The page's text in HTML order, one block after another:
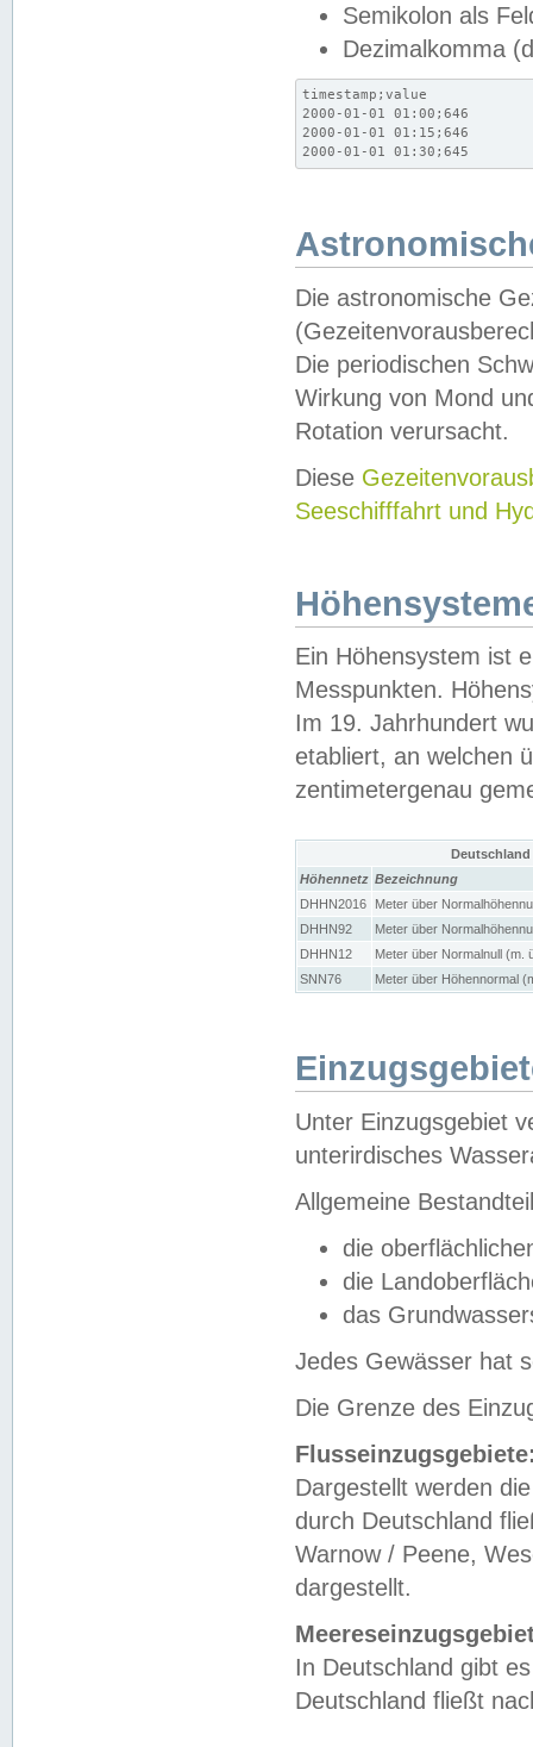
Semikolon als
Dezimalkomma
timestamp;value
2000-01-01 01:00;646
2000-01-01 01:15;646
2000-01-01 01:30;645
Die astronomische
Die periodischen
Wirkung von Mond
Rotation verursacht.
Diese
Seeschifffahrt und
Ein Höhensystem ist
Messpunkten.
Im 19. Jahrhundert
etabliert, an welchen
zentimetergenau
Höhennetz Bezeichnung
DHHN2016
Meter über
DHHN92
Meter über
DHHN12
Meter über Normalnull (m.
SNN76
Meter über Höhennormal
Unter Einzugsgebiet
unterirdisches
Allgemeine
die
die
das
Jedes Gewässer hat
Die Grenze des
Dargestellt werden
durch Deutschland
Warnow / Peene,
dargestellt.
In Deutschland gibt
Deutschland fließt